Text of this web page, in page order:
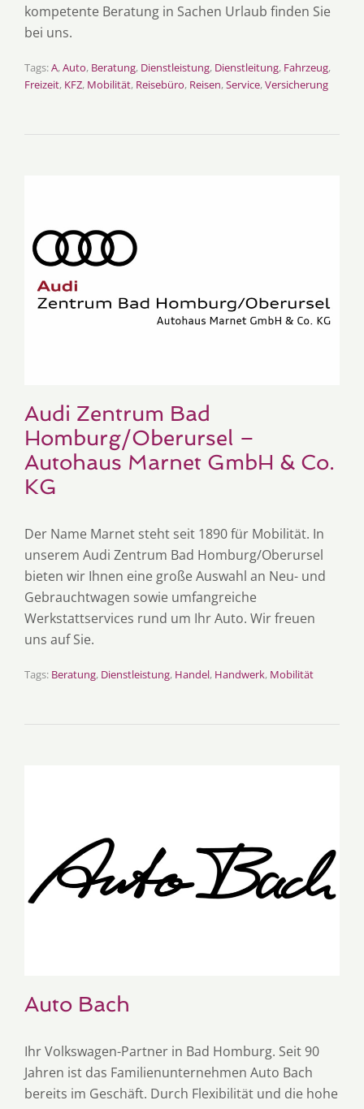
kompetente Beratung in Sachen Urlaub finden Sie
bei uns.
Tags:A,Auto, Beratung, Dienstleistung, Dienstleitung, Fahrzeug,
Freizeit, KFZ, Mobilität, Reisebüro, Reisen,Service,Versicherung
Audi Zentrum Bad
Homburg/Oberursel –
Autohaus Marnet GmbH & Co.
KG
Der Name Marnet steht seit 1890 für Mobilität. In
unserem Audi Zentrum Bad Homburg/Oberursel
bieten wir Ihnen eine große Auswahl an Neu- und
Gebrauchtwagen sowie umfangreiche
Werkstattservices rund um Ihr Auto. Wir freuen
uns auf Sie.
Tags: Beratung, Dienstleistung, Handel, Handwerk, Mobilität
Auto Bach
Ihr Volkswagen-Partner in Bad Homburg. Seit 90
Jahren ist das Familienunternehmen Auto Bach
bereits im Geschäft. Durch Flexibilität und die hohe